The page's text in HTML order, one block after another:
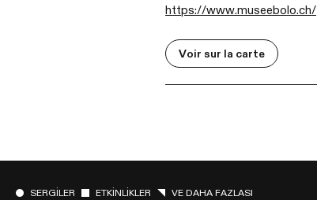
https://www.museebolo.ch/
Voir sur la carte
SERGILER ETKINLIKLER VE DAHA FAZLASI